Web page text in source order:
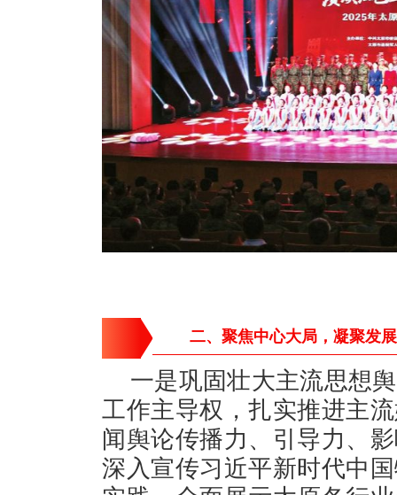
二、聚焦中心大局，凝聚发
一是巩固壮大主流思想
工作主导权，扎实推进主
闻舆论传播力、引导力、
深入宣传习近平新时代中